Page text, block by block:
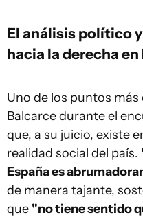
El análisis político
hacia la derecha en
Uno de los puntos
Balcarce durante el
que, a su juicio, existe
realidad social del país.
España es
de manera tajante,
que "no tiene sentido